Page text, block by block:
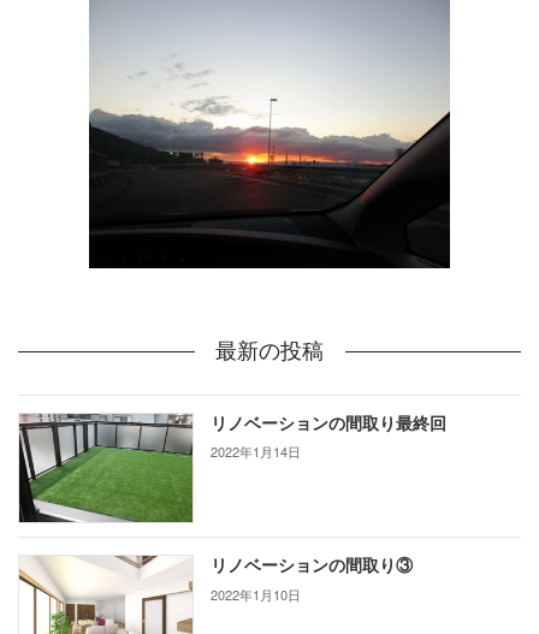
最新の投稿
リノベーションの間取り最終回
2022年1月14日
リノベーションの間取り③
2022年1月10日